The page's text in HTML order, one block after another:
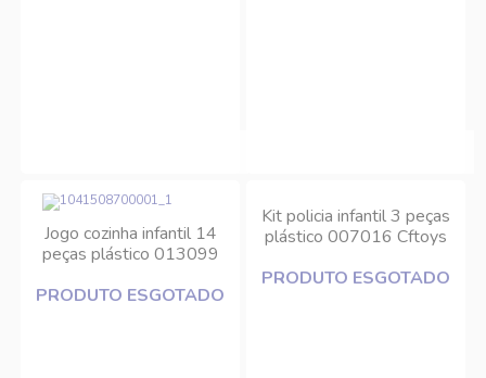
Jogo cozinha infantil 14
peças plástico 013099
PRODUTO ESGOTADO
Kit policia infantil 3 peças
plástico 007016 Cftoys
PRODUTO ESGOTADO